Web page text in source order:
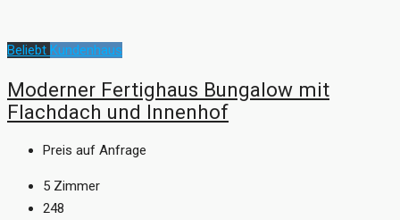
Beliebt Kundenhaus
Moderner Fertighaus Bungalow mit
Flachdach und Innenhof
Preis auf Anfrage
5 Zimmer
248